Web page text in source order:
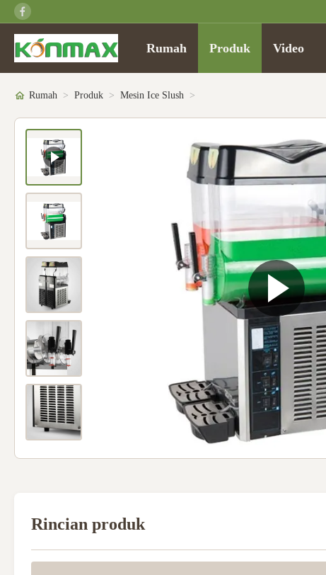
Rumah Produk Video
Rumah > Produk > Mesin Ice Slush >
Rincian produk